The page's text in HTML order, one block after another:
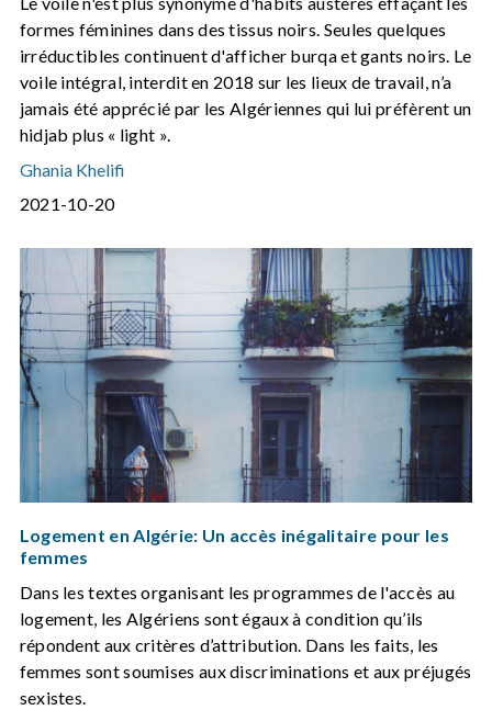
formes féminines dans des tissus noirs. Seules quelques
irréductibles continuent d'afficher burqa et gants noirs. Le
voile intégral, interdit en 2018 sur les lieux de travail, n’a
jamais été apprécié par les Algériennes qui lui préfèrent un
hidjab plus « light ».
Ghania Khelifi
2021-10-20
Logement en Algérie: Un accès inégalitaire pour les
femmes
Dans les textes organisant les programmes de l'accès au
logement, les Algériens sont égaux à condition qu’ils
répondent aux critères d’attribution. Dans les faits, les
femmes sont soumises aux discriminations et aux préjugés
sexistes.